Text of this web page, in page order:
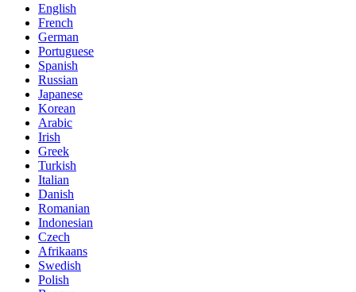
English
French
German
Portuguese
Spanish
Russian
Japanese
Korean
Arabic
Irish
Greek
Turkish
Italian
Danish
Romanian
Indonesian
Czech
Afrikaans
Swedish
Polish